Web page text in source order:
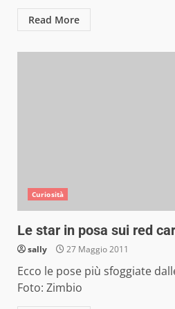
Read More
Curiosità
Le star in posa sui red
sally 27 Maggio 2011
Ecco le pose più sfoggiate
Foto: Zimbio